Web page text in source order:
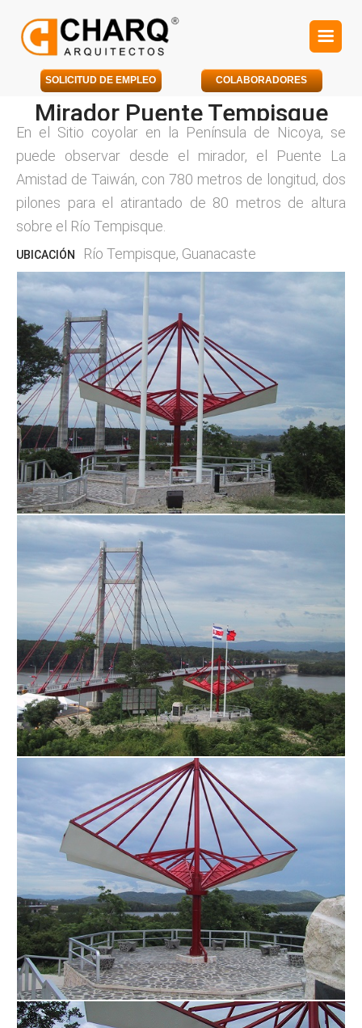
SOLICITUD DE EMPLEO COLABORADORES
Mirador Puente Tempisque
En el Sitio coyolar en la Península de Nicoya, se
puede observar desde el mirador, el Puente La
Amistad de Taiwán, con 780 metros de longitud, dos
pilones para el atirantado de 80 metros de altura
sobre el Río Tempisque.
UBICACIÓN Río Tempisque, Guanacaste